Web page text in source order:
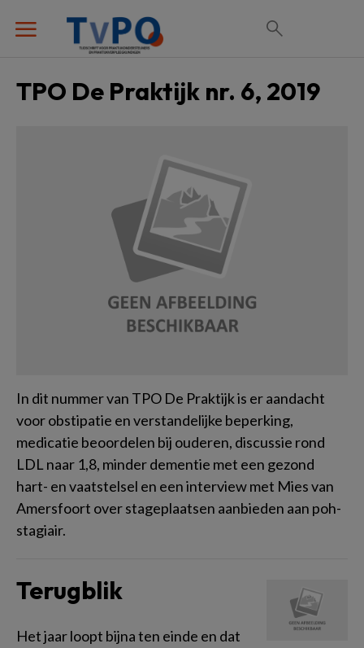
TPO De Praktijk nr. 6, 2019
In dit nummer van TPO De Praktijk is er aandacht
voor obstipatie en verstandelijke beperking,
medicatie beoordelen bij ouderen, discussie rond
LDL naar 1,8, minder dementie met een gezond
hart- en vaatstelsel en een interview met Mies van
Amersfoort over stageplaatsen aanbieden aan poh-
stagiair.
Terugblik
Het jaar loopt bijna ten einde en dat